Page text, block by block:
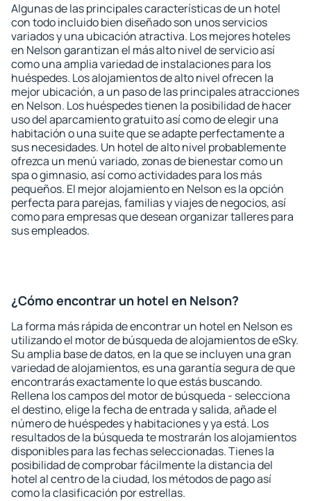
Algunas de las principales características de un hotel
con todo incluido bien diseñado son unos servicios
variados y una ubicación atractiva. Los mejores hoteles
en Nelson garantizan el más alto nivel de servicio así
como una amplia variedad de instalaciones para los
huéspedes. Los alojamientos de alto nivel ofrecen la
mejor ubicación, a un paso de las principales atracciones
en Nelson. Los huéspedes tienen la posibilidad de hacer
uso del aparcamiento gratuito así como de elegir una
habitación o una suite que se adapte perfectamente a
sus necesidades. Un hotel de alto nivel probablemente
ofrezca un menú variado, zonas de bienestar como un
spa o gimnasio, así como actividades para los más
pequeños. El mejor alojamiento en Nelson es la opción
perfecta para parejas, familias y viajes de negocios, así
como para empresas que desean organizar talleres para
sus empleados.
¿Cómo encontrar un hotel en Nelson?
La forma más rápida de encontrar un hotel en Nelson es
utilizando el motor de búsqueda de alojamientos de eSky.
Su amplia base de datos, en la que se incluyen una gran
variedad de alojamientos, es una garantía segura de que
encontrarás exactamente lo que estás buscando.
Rellena los campos del motor de búsqueda - selecciona
el destino, elige la fecha de entrada y salida, añade el
número de huéspedes y habitaciones y ya está. Los
resultados de la búsqueda te mostrarán los alojamientos
disponibles para las fechas seleccionadas. Tienes la
posibilidad de comprobar fácilmente la distancia del
hotel al centro de la ciudad, los métodos de pago así
como la clasificación por estrellas.